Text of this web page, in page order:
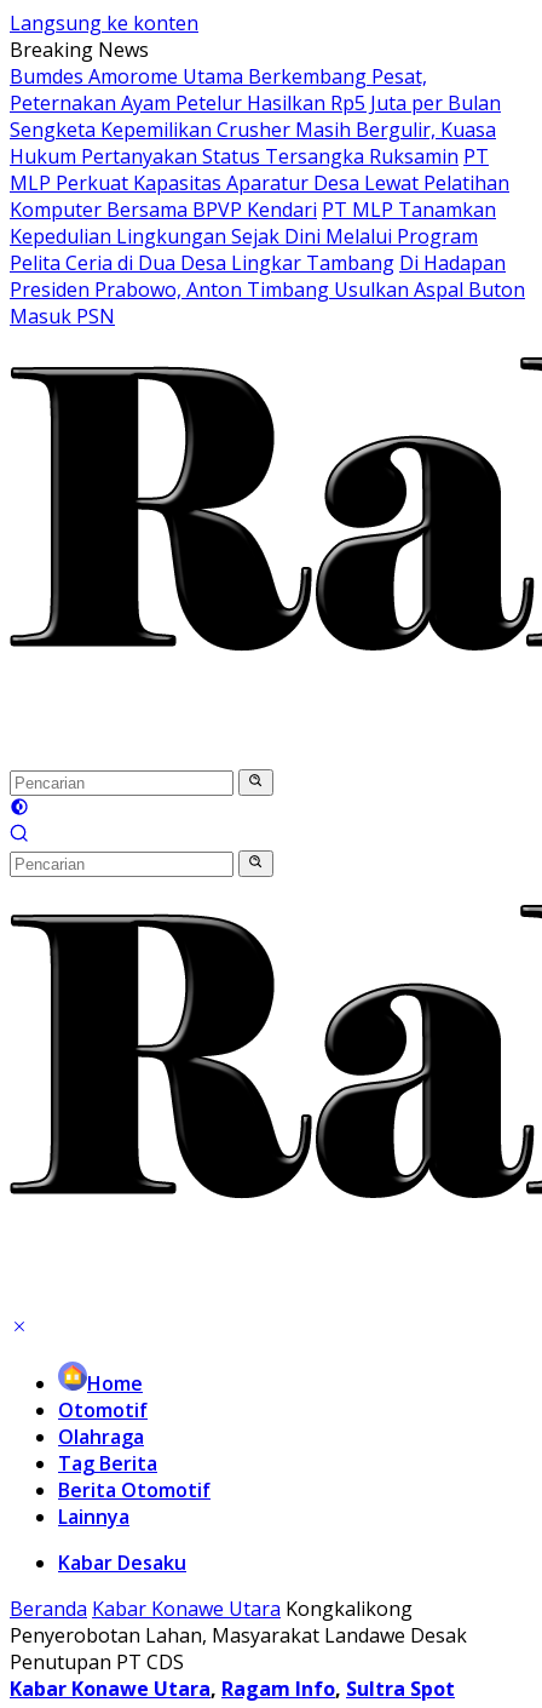
Langsung ke konten
Breaking News
Bumdes Amorome Utama Berkembang Pesat,
Peternakan Ayam Petelur Hasilkan Rp5 Juta per Bulan
Sengketa Kepemilikan Crusher Masih Bergulir, Kuasa
Hukum Pertanyakan Status Tersangka Ruksamin PT
MLP Perkuat Kapasitas Aparatur Desa Lewat Pelatihan
Komputer Bersama BPVP Kendari PT MLP Tanamkan
Kepedulian Lingkungan Sejak Dini Melalui Program
Pelita Ceria di Dua Desa Lingkar Tambang Di Hadapan
Presiden Prabowo, Anton Timbang Usulkan Aspal Buton
Masuk PSN
Home
Otomotif
Olahraga
Tag Berita
Berita Otomotif
Lainnya
Kabar Desaku
Beranda Kabar Konawe Utara Kongkalikong
Penyerobotan Lahan, Masyarakat Landawe Desak
Penutupan PT CDS
Kabar Konawe Utara, Ragam Info, Sultra Spot